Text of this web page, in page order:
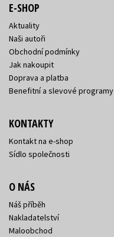
E-SHOP
Aktuality
Naši autoři
Obchodní podmínky
Jak nakoupit
Doprava a platba
Benefitní a slevové programy
KONTAKTY
Kontakt na e-shop
Sídlo společnosti
O NÁS
Náš příběh
Nakladatelství
Maloobchod